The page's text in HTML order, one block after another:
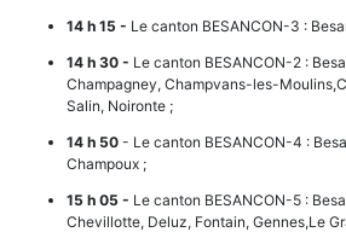
14 h 15 - Le canton BESANCON-3 :
14 h 30 - Le canton BESANCON-2 :
Champagney, Champvans-les-
Salin, Noironte ;
14 h 50 - Le canton BESANCON-4 :
Champoux ;
15 h 05 - Le canton BESANCON-5 :
Chevillotte, Deluz, Fontain, Gennes,Le